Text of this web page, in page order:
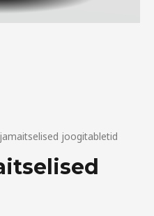
joogitabletid